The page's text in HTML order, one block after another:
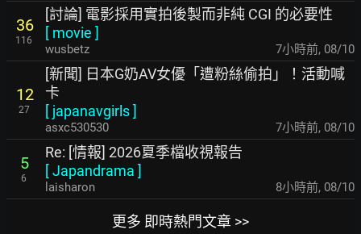
36
116
[討論] 電影採用實拍後製而非純 CGI 的必要性
[ movie ]
wusbetz 7小時前, 08/10
12
27
[新聞] 日本G奶AV女優「遭粉絲偷拍」！活動喊
卡
[ japanavgirls]
asxc530530 7小時前, 08/10
5
6
Re: [情報] 2026夏季檔收視報告
[Japandrama ]
laisharon 8小時前, 08/10
更多 即時熱門文章 >>